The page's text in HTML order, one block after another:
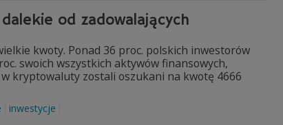
od zadowalających
kwoty. Ponad 36 proc. polskich inwestorów
swoich wszystkich aktywów finansowych,
kryptowaluty zostali oszukani na kwotę 4666
inwestycje